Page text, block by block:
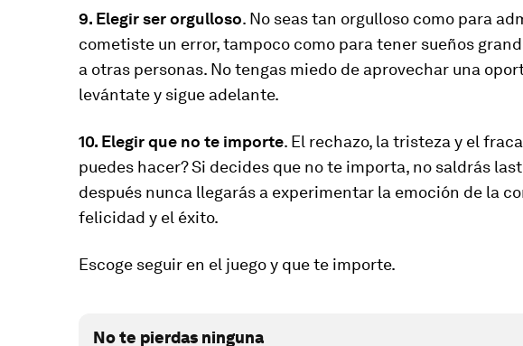
9. Elegir ser orgulloso. No seas tan orgulloso como para
cometiste un error, tampoco como para tener sueños
a otras personas. No tengas miedo de aprovechar una
levántate y sigue adelante.
10. Elegir que no te importe. El rechazo, la tristeza y el
puedes hacer? Si decides que no te importa, no saldrás
después nunca llegarás a experimentar la emoción de la
felicidad y el éxito.
Escoge seguir en el juego y que te importe.
No te pierdas ninguna